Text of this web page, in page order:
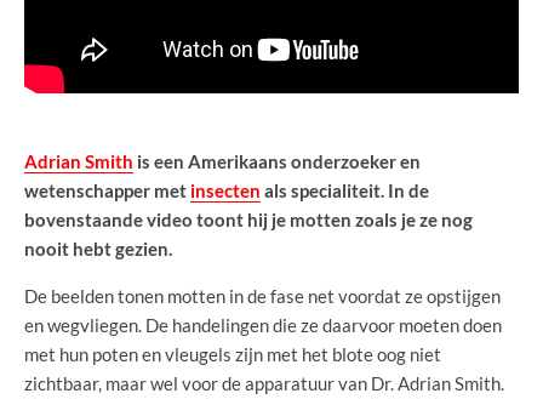
Adrian Smith is een Amerikaans onderzoeker en
wetenschapper met insecten als specialiteit. In de
bovenstaande video toont hij je motten zoals je ze nog
nooit hebt gezien.
De beelden tonen motten in de fase net voordat ze opstijgen
en wegvliegen. De handelingen die ze daarvoor moeten doen
met hun poten en vleugels zijn met het blote oog niet
zichtbaar, maar wel voor de apparatuur van Dr. Adrian Smith.